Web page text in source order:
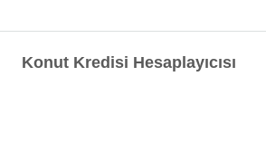
Konut Kredisi Hesaplayıcısı